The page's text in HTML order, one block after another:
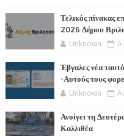
Τελικός πίνακας
2026 Δήμου
Unknown
Έβγαλες νέα
-Αυτούς τους
Unknown
Ανοίγει τη
Καλλιθέα